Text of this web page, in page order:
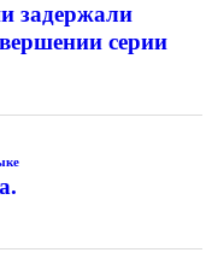
задержали
серии